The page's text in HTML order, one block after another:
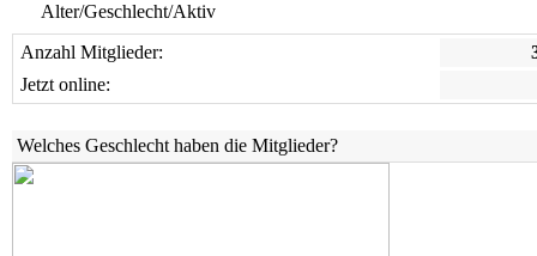
Alter/Geschlecht/Aktiv
Anzahl Mitglieder:
Jetzt online:
Welches Geschlecht haben die Mitglieder?